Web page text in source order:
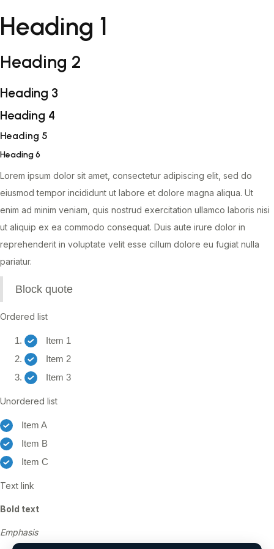
Heading 1
Heading 2
Heading 3
Heading 4
Heading 5
Heading 6
Lorem ipsum dolor sit amet, consectetur adipiscing elit, sed do
eiusmod tempor incididunt ut labore et dolore magna aliqua. Ut
enim ad minim veniam, quis nostrud exercitation ullamco laboris nisi
ut aliquip ex ea commodo consequat. Duis aute irure dolor in
reprehenderit in voluptate velit esse cillum dolore eu fugiat nulla
pariatur.
Block quote
Ordered list
Item 1
Item 2
Item 3
Unordered list
Item A
Item B
Item C
Text link
Bold text
Emphasis